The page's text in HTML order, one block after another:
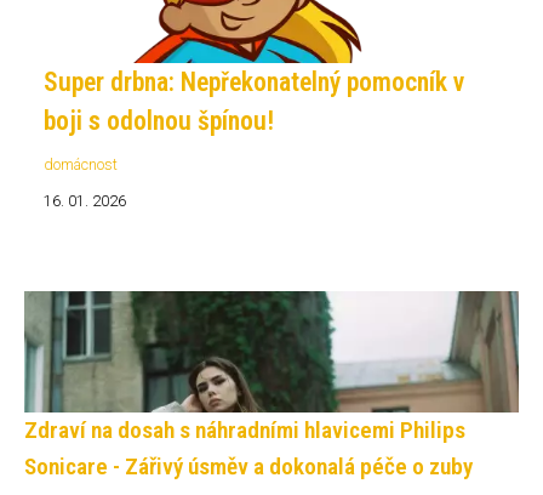
Super drbna: Nepřekonatelný pomocník v
boji s odolnou špínou!
domácnost
16. 01. 2026
Zdraví na dosah s náhradními hlavicemi Philips
Sonicare - Zářivý úsměv a dokonalá péče o zuby